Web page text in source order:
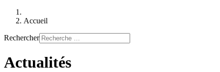
Accueil
Rechercher
Actualités